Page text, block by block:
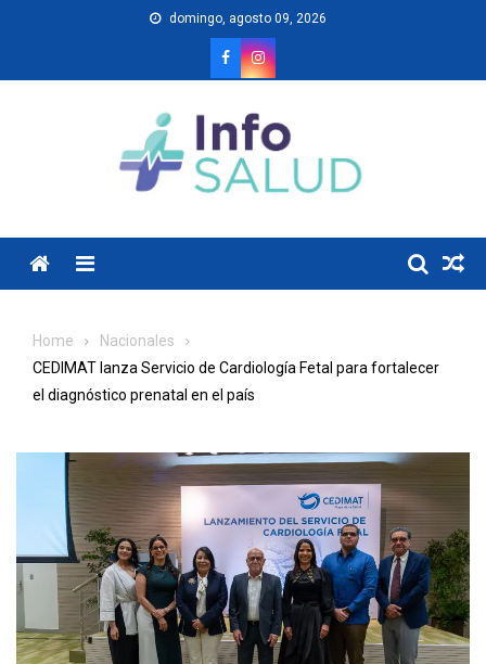
domingo, agosto 09, 2026
Menu
Home
Nacionales
CEDIMAT lanza Servicio de Cardiología Fetal para fortalecer
el diagnóstico prenatal en el país